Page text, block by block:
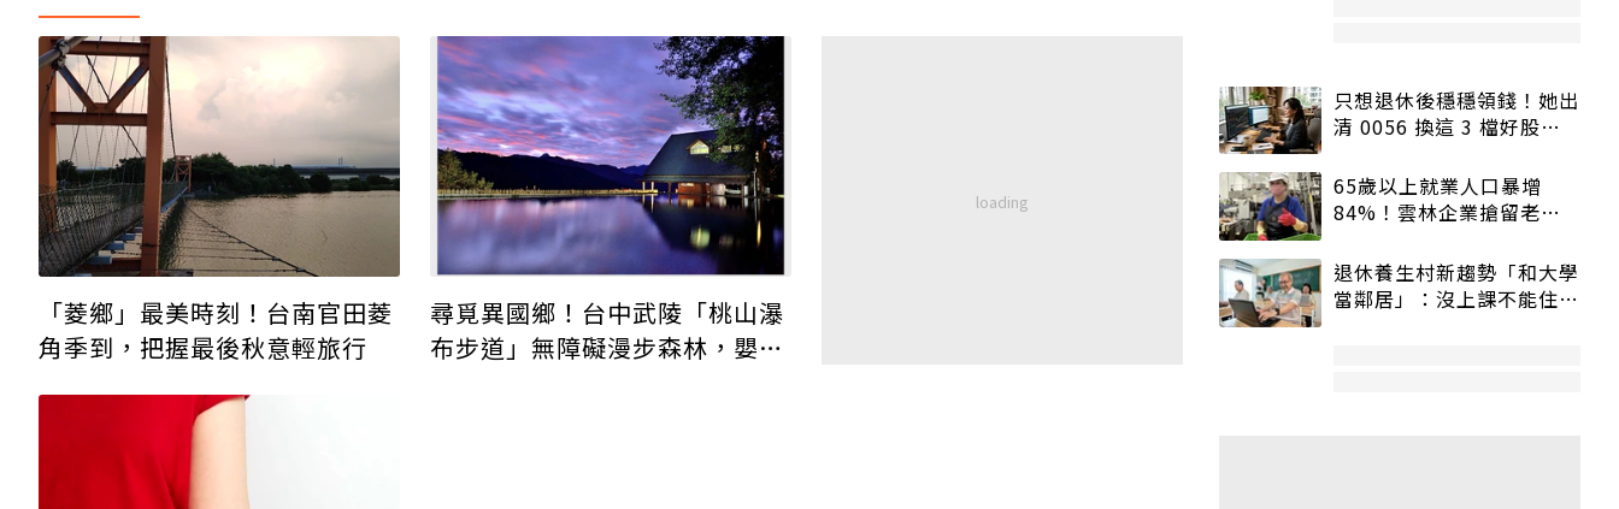
「菱鄉」最美時刻！台南官田菱
角季到，把握最後秋意輕旅行
尋覓異國鄉！台中武陵「桃山瀑
布步道」無障礙漫步森林，嬰兒
只想退休後穩穩領錢！她出
清 0056 換這 3 檔好股：
65歲以上就業人口暴增
84%！雲林企業搶留老員
退休養生村新趨勢「和大學
當鄰居」：沒上課不能住、